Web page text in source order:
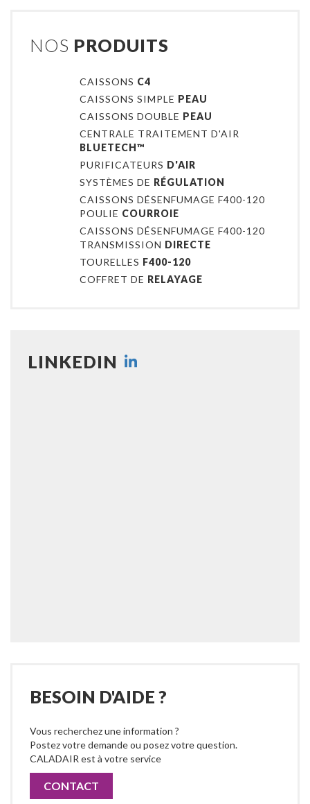
NOS PRODUITS
CAISSONS C4
CAISSONS SIMPLE PEAU
CAISSONS DOUBLE PEAU
CENTRALE TRAITEMENT D'AIR
BLUETECH™
PURIFICATEURS D'AIR
SYSTÈMES DE RÉGULATION
CAISSONS DÉSENFUMAGE F400-120
POULIE COURROIE
CAISSONS DÉSENFUMAGE F400-120
TRANSMISSION DIRECTE
TOURELLES F400-120
COFFRET DE RELAYAGE
LINKEDIN
BESOIN D'AIDE ?
Vous recherchez une information ?
Postez votre demande ou posez votre question.
CALADAIR est à votre service
CONTACT